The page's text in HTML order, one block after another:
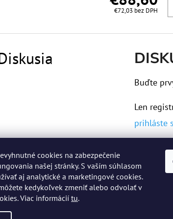
cookies na zabezpečenie
našej stránky. S vaším súhlasom
aj analytické a marketingové cookies.
kedykoľvek zmeniť alebo odvolať v
Viac informácií tu.
€72,03 bez DPH
Buďte
Len
prihláste
vyhradené.